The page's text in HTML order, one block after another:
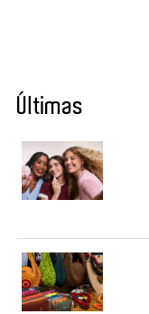
Últimas